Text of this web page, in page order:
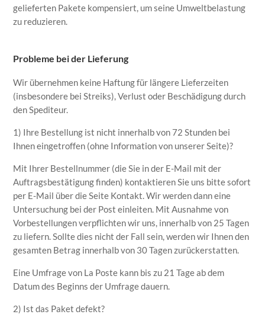
gelieferten Pakete kompensiert, um seine Umweltbelastung
zu reduzieren.
Probleme bei der Lieferung
Wir übernehmen keine Haftung für längere Lieferzeiten
(insbesondere bei Streiks), Verlust oder Beschädigung durch
den Spediteur.
1) Ihre Bestellung ist nicht innerhalb von 72 Stunden bei
Ihnen eingetroffen (ohne Information von unserer Seite)?
Mit Ihrer Bestellnummer (die Sie in der E-Mail mit der
Auftragsbestätigung finden) kontaktieren Sie uns bitte sofort
per E-Mail über die Seite Kontakt. Wir werden dann eine
Untersuchung bei der Post einleiten. Mit Ausnahme von
Vorbestellungen verpflichten wir uns, innerhalb von 25 Tagen
zu liefern. Sollte dies nicht der Fall sein, werden wir Ihnen den
gesamten Betrag innerhalb von 30 Tagen zurückerstatten.
Eine Umfrage von La Poste kann bis zu 21 Tage ab dem
Datum des Beginns der Umfrage dauern.
2) Ist das Paket defekt?